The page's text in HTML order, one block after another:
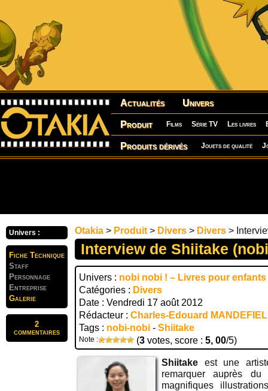
Actualités Univers
Produit Films Série TV Les livres
Produits dérivés Jouets de qualité
Univers :
Fiche Technique
Staff
Personnage
Entreprise
Galerie
2
commentaires
Otakia > Produit > Divers > Divers >
Interview de Shiitake
Univers : nobi nobi ! – Livres pour
Catégories : Divers
Date : Vendredi 17 août 2012
Rédacteur : Charles-Edouard
Tags : nobi-nobi - Shiitake
Note : (3 votes, score : 5, 00/5)
Shiitake est une
remarquer auprès
magnifiques